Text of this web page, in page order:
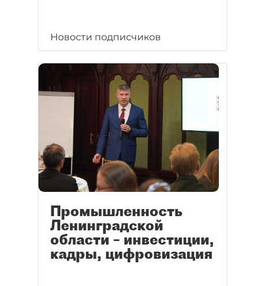
Новости подписчиков
Промышленность
Ленинградской
области – инвестиции,
кадры, цифровизация